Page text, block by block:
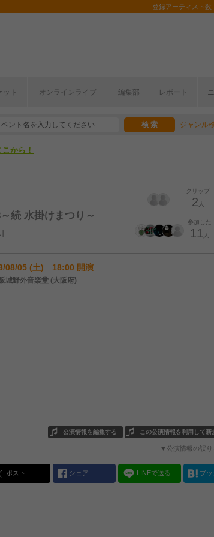
登録アーティスト
ット オンラインライブ 編集部 レポート
ジャンル
半期編発表！
から！
続 水掛けまつり～
クリップ
2 人
参加した
11 人
08/05 (土) 18:00 開演
城野外音楽堂 (大阪府)
この公演情報を利用して新
公演情報を編集する
▼公演情報の誤り
ポスト シェア LINEで送る ブッ